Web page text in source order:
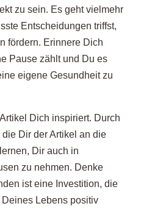
zu sein. Es geht vielmehr
Entscheidungen triffst,
fördern. Erinnere Dich
Pause zählt und Du es
eigene Gesundheit zu
Dich inspiriert. Durch
Dir der Artikel an die
Dir auch in
zu nehmen. Denke
ist eine Investition, die
Lebens positiv